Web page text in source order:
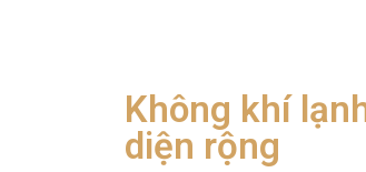
Không khí
diện rộng